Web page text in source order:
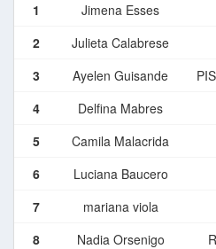
1
Jimena Esses
2
Julieta Calabrese
3
Ayelen Guisande
4
Delfina Mabres
5
Camila Malacrida
6
Luciana Baucero
7
mariana viola
8
Nadia Orsenigo